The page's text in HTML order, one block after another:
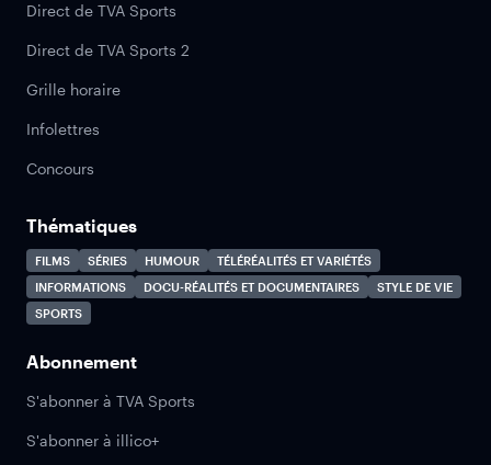
Direct de TVA Sports
Direct de TVA Sports 2
Grille horaire
Infolettres
Concours
Thématiques
FILMS SÉRIES HUMOUR
TÉLÉRÉALITÉS ET VARIÉTÉS
INFORMATIONS
DOCU-RÉALITÉS ET DOCUMENTAIRES
STYLE DE VIE
SPORTS
Abonnement
S'abonner à TVA Sports
S'abonner à illico+